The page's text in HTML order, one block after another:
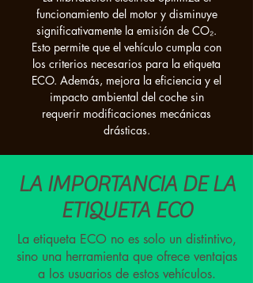
funcionamiento del motor y disminuye
significativamente la emisión de CO₂.
Esto permite que el vehículo cumpla con
los criterios necesarios para la etiqueta
ECO. Además, mejora la eficiencia y el
impacto ambiental del coche sin
requerir modificaciones mecánicas
drásticas.
LA IMPORTANCIA DE LA
ETIQUETA ECO
La etiqueta ECO no es solo un distintivo,
sino una herramienta que ofrece ventajas
a los usuarios de estos vehículos.